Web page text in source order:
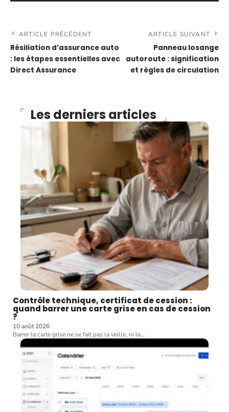
ARTICLE PRÉCÉDENT
Résiliation d’assurance auto
: les étapes essentielles avec
Direct Assurance
ARTICLE SUIVANT
Panneau losange
autoroute : signification
et règles de circulation
Les derniers articles
Contrôle technique, certificat de cession :
quand barrer une carte grise en cas de cession
?
10 août 2026
Barrer la carte grise ne se fait pas la veille, ni le…